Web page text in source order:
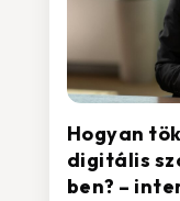
Hogyan
digitális
ben? –